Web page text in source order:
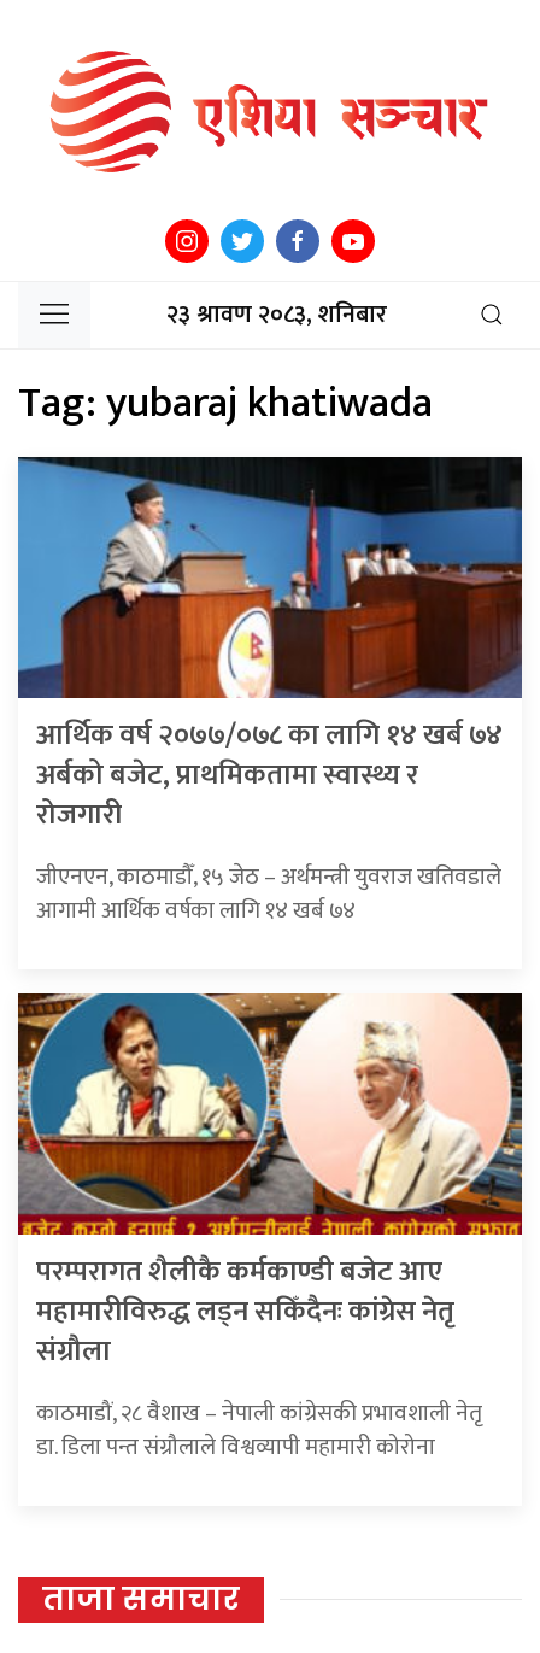
२३ श्रावण २०८३, शनिबार
Tag:yubaraj khatiwada
आर्थिक वर्ष २०७७/०७८ का लागि १४ खर्ब ७४
अर्बको बजेट, प्राथमिकतामा स्वास्थ्य र
रोजगारी
जीएनएन, काठमाडौँ, १५ जेठ – अर्थमन्त्री युवराज खतिवडाले
आगामी आर्थिक वर्षका लागि १४ खर्ब ७४
परम्परागत शैलीकै कर्मकाण्डी बजेट आए
महामारीविरुद्ध लड्न सकिँदैनः कांग्रेस नेतृ
संग्रौला
काठमाडौं, २८ वैशाख – नेपाली कांग्रेसकी प्रभावशाली नेतृ
डा. डिला पन्त संग्रौलाले विश्वव्यापी महामारी कोरोना
ताजा समाचार